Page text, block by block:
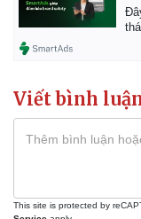
Viết bình
This site is protected by